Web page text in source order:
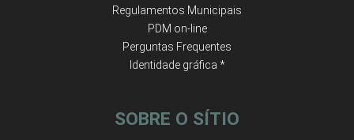
Regulamentos Municipais
PDM on-line
Perguntas Frequentes
Identidade gráfica *
SOBRE O SÍTIO